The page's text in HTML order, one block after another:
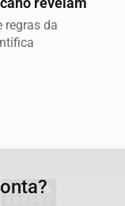
regras da